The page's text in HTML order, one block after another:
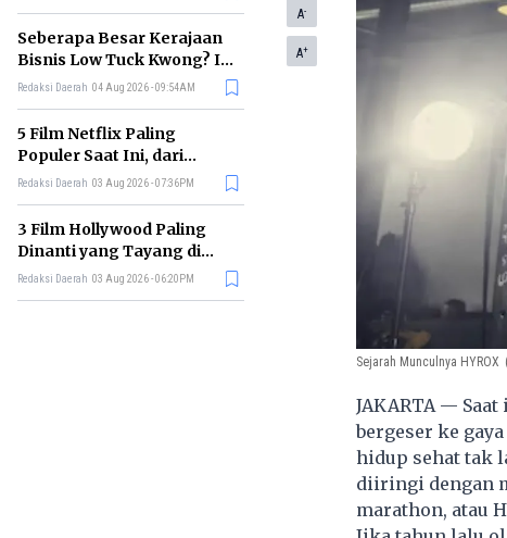
Seberapa Besar Kerajaan
Bisnis Low Tuck Kwong? Ini
Pohon Usaha Pemilik BYAN
Redaksi Daerah 04 Aug 2026 - 09:54AM
5 Film Netflix Paling
Populer Saat Ini, dari
Thriller hingga Drama Seru
Redaksi Daerah 03 Aug 2026 - 07:36PM
3 Film Hollywood Paling
Dinanti yang Tayang di
Bioskop Agustus 2026
Redaksi Daerah 03 Aug 2026 - 06:20PM
A-
A+
Sejarah Munculnya HYROX
JAKARTA —
bergeser ke
hidup sehat tak
diiringi dengan
marathon, atau